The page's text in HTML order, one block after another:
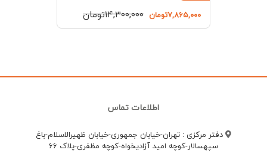
۷,۸۶۵,۰۰۰تومان ۱۴,۳۰۰,۰۰۰تومان
اطلاعات تماس
دفتر مرکزی : تهران-خیابان جمهوری-خیابان ظهیرالاسلام-باغ
سپهسالار-کوچه امید آزادیخواه-کوچه مظفری-پلاک 66